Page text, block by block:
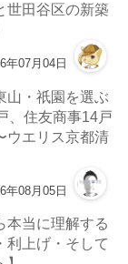
世田谷区の新築
年07月04日
山・祇園を選ぶ
、住友商事14戸
ウエリス京都清
年08月05日
本当に理解する
利上げ・そして